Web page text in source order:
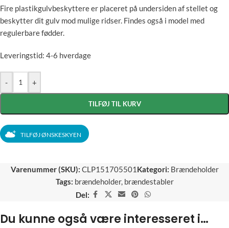
Fire plastikgulvbeskyttere er placeret på undersiden af ​​stellet og
beskytter dit gulv mod mulige ridser. Findes også i model med
regulerbare fødder.
Leveringstid: 4-6 hverdage
- +
TILFØJ TIL KURV
TILFØJ ØNSKESKYEN
Varenummer (SKU): CLP151705501 Kategori: Brændeholder
Tags: brændeholder, brændestabler
Del:
Du kunne også være interesseret i…